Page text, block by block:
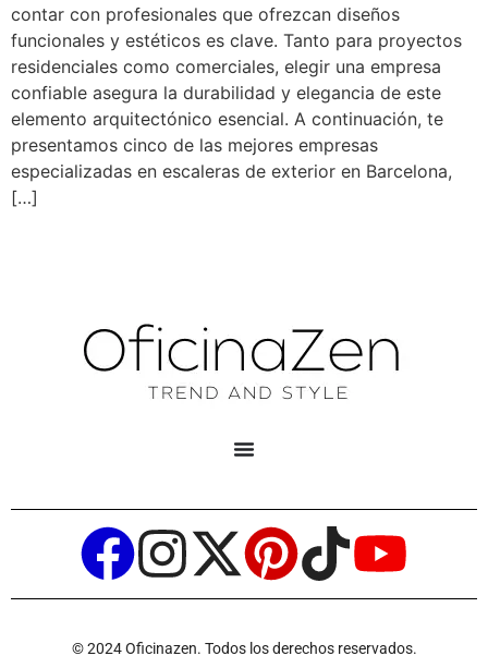
contar con profesionales que ofrezcan diseños
funcionales y estéticos es clave. Tanto para proyectos
residenciales como comerciales, elegir una empresa
confiable asegura la durabilidad y elegancia de este
elemento arquitectónico esencial. A continuación, te
presentamos cinco de las mejores empresas
especializadas en escaleras de exterior en Barcelona,
[…]
© 2024 Oficinazen. Todos los derechos reservados.